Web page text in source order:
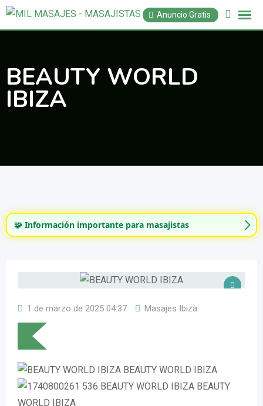
Saltar
Anuncio Gratis
BEAUTY WORLD
IBIZA
🧩 Información importante para masajistas
1 de marzo de 2025 04:37 Masajes Ibiza